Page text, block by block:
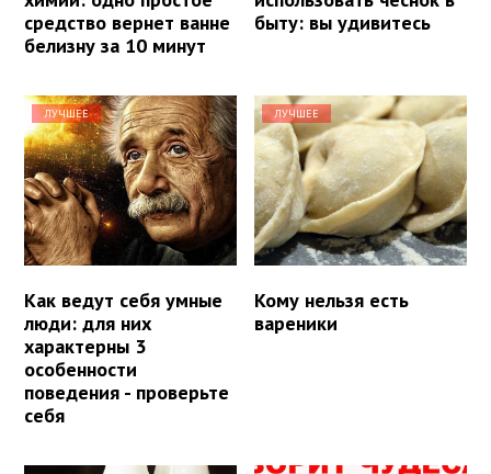
средство вернет ванне
белизну за 10 минут
быту: вы удивитесь
ЛУЧШЕЕ
Как ведут себя умные
люди: для них
характерны 3
особенности
поведения - проверьте
себя
ЛУЧШЕЕ
Кому нельзя есть
вареники